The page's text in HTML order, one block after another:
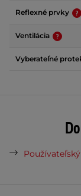
Reflexné prvky
Ventilácia
Vyberateľné